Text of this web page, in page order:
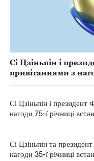
Сі Цзіньпін і
привітаннями з
Сі Цзіньпін і президент
нагоди 75-ї річниці
Сі Цзіньпін та
нагоди 35-ї річниці